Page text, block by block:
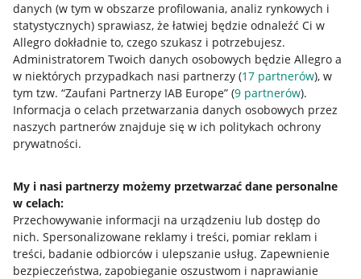
danych (w tym w obszarze profilowania, analiz rynkowych i
statystycznych) sprawiasz, że łatwiej będzie odnaleźć Ci w
Allegro dokładnie to, czego szukasz i potrzebujesz.
Administratorem Twoich danych osobowych będzie Allegro a
w niektórych przypadkach nasi partnerzy (17 partnerów), w
tym tzw. “Zaufani Partnerzy IAB Europe” (9 partnerów).
Informacja o celach przetwarzania danych osobowych przez
naszych partnerów znajduje się w ich politykach ochrony
prywatności.
My i nasi partnerzy możemy przetwarzać dane personalne
w celach:
Przechowywanie informacji na urządzeniu lub dostęp do
nich. Spersonalizowane reklamy i treści, pomiar reklam i
treści, badanie odbiorców i ulepszanie usług. Zapewnienie
bezpieczeństwa, zapobieganie oszustwom i naprawianie
Przydatne informacje
Jak to działa
Allegro Gadane dla sprzedających
Allegro Gadane dla kupujących
Mapa miejscowości